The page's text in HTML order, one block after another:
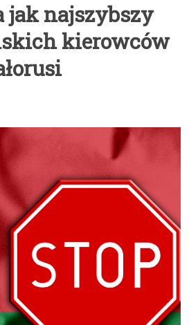
jak najszybszy
kierowców